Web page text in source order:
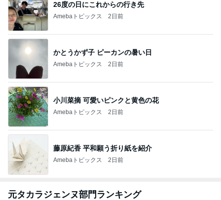
26度の日にこれからの行き先
Amebaトピックス 2日前
かとうかず子 ピーカンの暑い日
Amebaトピックス 2日前
小川菜摘 可愛いピンクと黄色の花
Amebaトピックス 2日前
藤原紀香 平和願う折り紙を紹介
Amebaトピックス 2日前
元タカラジェンヌ部門ランキング